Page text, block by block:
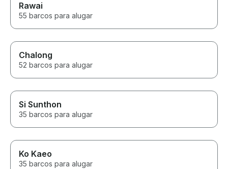
Rawai
55 barcos para alugar
Chalong
52 barcos para alugar
Si Sunthon
35 barcos para alugar
Ko Kaeo
35 barcos para alugar